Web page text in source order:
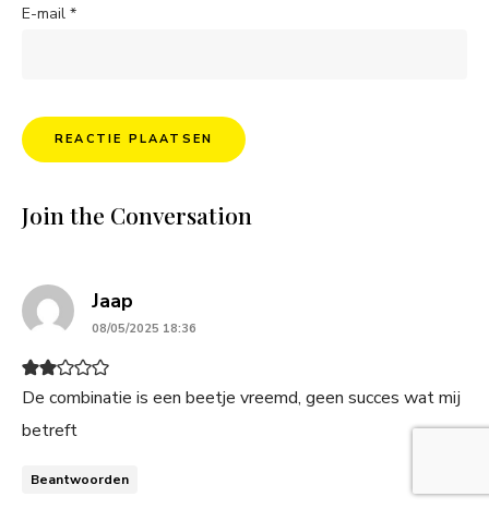
E-mail *
Join the Conversation
Jaap
08/05/2025 18:36
De combinatie is een beetje vreemd, geen succes wat mij
betreft
Beantwoorden